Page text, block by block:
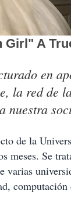
en
la red de
nuestra
de la
meses. Se
varias